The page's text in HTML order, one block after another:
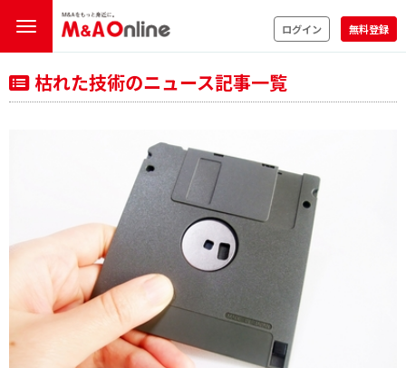
ログイン 無料登録
枯れた技術のニュース記事一覧